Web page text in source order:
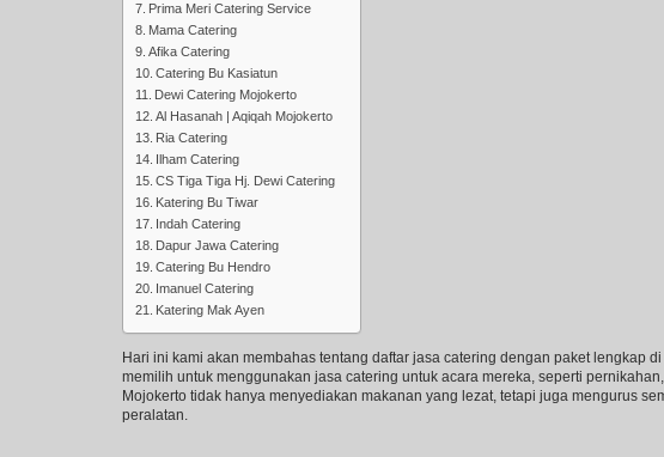
Prima Meri Catering Service
Mama Catering
Afika Catering
Catering Bu Kasiatun
Dewi Catering Mojokerto
Al Hasanah | Aqiqah Mojokerto
Ria Catering
Ilham Catering
CS Tiga Tiga Hj. Dewi Catering
Katering Bu Tiwar
Indah Catering
Dapur Jawa Catering
Catering Bu Hendro
Imanuel Catering
Katering Mak Ayen
Hari ini kami akan membahas tentang daftar jasa catering dengan paket lengkap
memilih untuk menggunakan jasa catering untuk acara mereka, seperti
Mojokerto tidak hanya menyediakan makanan yang lezat, tetapi juga mengurus
peralatan.